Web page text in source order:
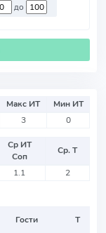
до
Макс ИТ
Мин ИТ
3 0
Ср ИТ
Соп
Ср. Т
1.1 2
Гости Т